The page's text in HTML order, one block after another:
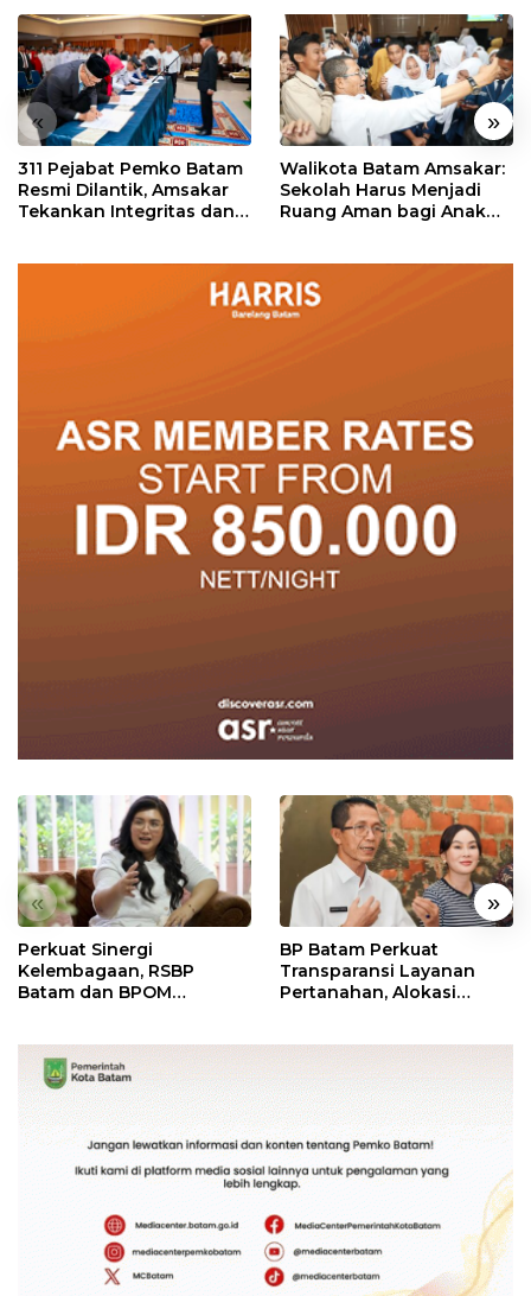
« »
311 Pejabat Pemko Batam
Resmi Dilantik, Amsakar
Tekankan Integritas dan
Walikota Batam Amsakar:
Sekolah Harus Menjadi
Ruang Aman bagi Anak
« »
Perkuat Sinergi
Kelembagaan, RSBP
Batam dan BPOM
BP Batam Perkuat
Transparansi Layanan
Pertanahan, Alokasi